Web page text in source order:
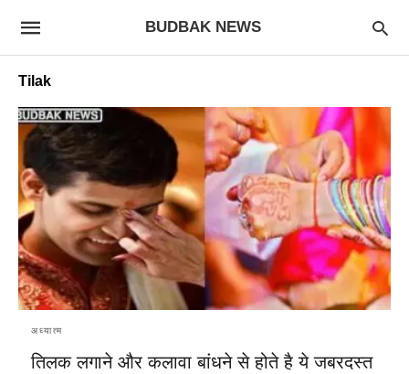
BUDBAK NEWS
Tilak
अध्यात्म
तिलक लगाने और कलावा बांधने से होते है ये जबरदस्त